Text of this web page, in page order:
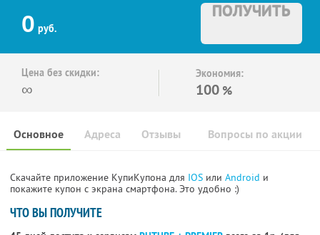
0 руб.
ПОЛУЧИТЬ
Цена без скидки:
∞
Экономия:
100 %
Основное Отзывы Вопросы по акции
Адреса
Скачайте приложение КупиКупона для IOS или Android и
покажите купон с экрана смартфона. Это удобно :)
ЧТО ВЫ ПОЛУЧИТЕ